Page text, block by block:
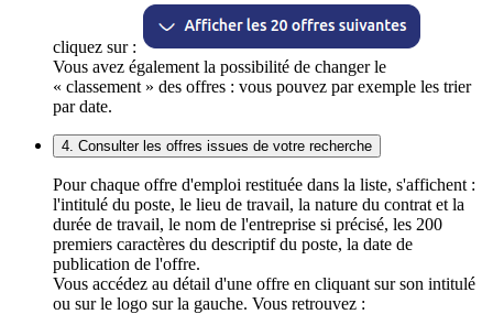
cliquez sur :
Vous avez également la possibilité de changer le
« classement » des offres : vous pouvez par exemple les trier
par date.
4. Consulter les offres issues de votre recherche
Pour chaque offre d'emploi restituée dans la liste, s'affichent :
l'intitulé du poste, le lieu de travail, la nature du contrat et la
durée de travail, le nom de l'entreprise si précisé, les 200
premiers caractères du descriptif du poste, la date de
publication de l'offre.
Vous accédez au détail d'une offre en cliquant sur son intitulé
ou sur le logo sur la gauche. Vous retrouvez :